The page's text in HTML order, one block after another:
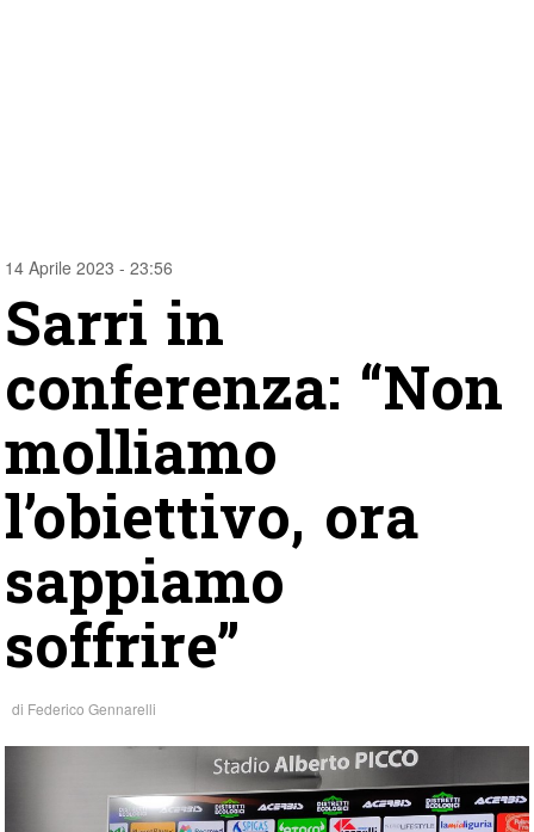
14 Aprile 2023 - 23:56
Sarri in
conferenza: “Non
molliamo
l’obiettivo, ora
sappiamo
soffrire”
di Federico Gennarelli